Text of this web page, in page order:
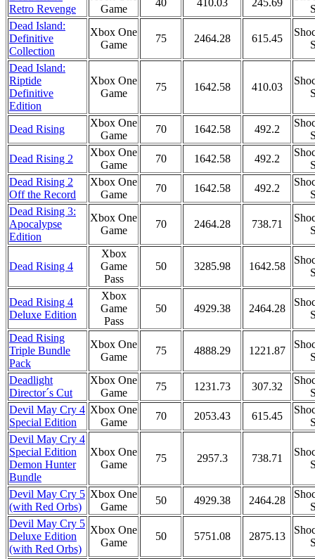
Retro Revenge
Game
40 410.03 245.69
Dead Island:
Definitive
Collection
Xbox One
Game
75 2464.28 615.45
Dead Island:
Riptide
Definitive
Edition
Xbox One
Game
75 1642.58 410.03
Dead Rising
Xbox One
Game
70 1642.58 492.2
Dead Rising 2
Xbox One
Game
70 1642.58 492.2
Dead Rising 2
Off the Record
Xbox One
Game
70 1642.58 492.2
Dead Rising 3:
Apocalypse
Edition
Xbox One
Game
70 2464.28 738.71
Dead Rising 4
Xbox
Game
Pass
50 3285.98 1642.58
Dead Rising 4
Deluxe Edition
Xbox
Game
Pass
50 4929.38 2464.28
Dead Rising
Triple Bundle
Pack
Xbox One
Game
75 4888.29 1221.87
Deadlight
Director´s Cut
Xbox One
Game
75 1231.73 307.32
Devil May Cry 4
Special Edition
Xbox One
Game
70 2053.43 615.45
Devil May Cry 4
Special Edition
Demon Hunter
Bundle
Xbox One
Game
75 2957.3 738.71
Devil May Cry 5
(with Red Orbs)
Xbox One
Game
50 4929.38 2464.28
Devil May Cry 5
Deluxe Edition
(with Red Orbs)
Xbox One
Game
50 5751.08 2875.13